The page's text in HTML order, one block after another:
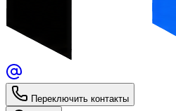
Переключить контакты